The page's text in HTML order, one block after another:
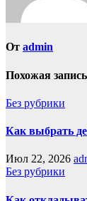
От admin
Похожая запись
Без рубрики
Как выбрать
Июл 22, 2026
Без рубрики